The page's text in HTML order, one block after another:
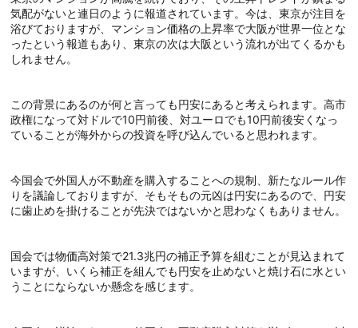
気配がないと連日のように報道されています。今は、東京が注目を
浴びておりますが、マンション価格の上昇率で大阪が世界一位とな
ったという報道もあり、東京の次は大阪という流れが出てくるかも
しれません。
この背景にあるのが何と言っても円安にあると考えられます。高市
政権になって対ドルで10円前後、対ユーロでも10円前後安くなっ
ていることが海外からの投資を呼び込んでいると思われます。
今国会で外国人が不動産を購入することへの規制、新たなルール作
りを議論しておりますが、そもそもの元凶は円安にあるので、円安
に歯止めを掛けることが先決ではないかと思わなくもありません。
国会では物価高対策で21.3兆円の補正予算を組むことが見込まれて
いますが、いくら補正を組んでも円安を止めないと焼け石に水とい
うことにならないか懸念を感じます。